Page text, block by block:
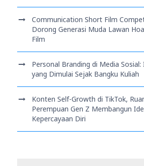
Communication Short Film
Dorong Generasi Muda Lawan
Film
Personal Branding di Media
yang Dimulai Sejak Bangku Kuliah
Konten Self-Growth di TikTok,
Perempuan Gen Z Membangun
Kepercayaan Diri